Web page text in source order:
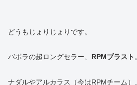
どうもじょりじょりです。
バボラの超ロングセラー、 RPMブラスト。
ナダルやアルカラス（今はRPMチーム